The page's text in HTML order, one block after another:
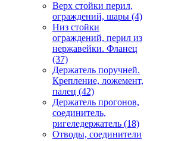
Верх стойки перил,
ограждений, шары (4)
Низ стойки
ограждений, перил из
нержавейки. Фланец
(37)
Держатель поручней.
Крепление, ложемент,
палец (42)
Держатель прогонов,
соединитель,
ригеледержатель (18)
Отводы, соединители